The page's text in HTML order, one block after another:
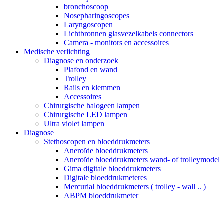
bronchoscoop
Nosepharingoscopes
Laryngoscopen
Lichtbronnen glasvezelkabels connectors
Camera - monitors en accessoires
Medische verlichting
Diagnose en onderzoek
Plafond en wand
Trolley
Rails en klemmen
Accessoires
Chirurgische halogeen lampen
Chirurgische LED lampen
Ultra violet lampen
Diagnose
Stethoscopen en bloeddrukmeters
Aneroïde bloeddrukmeters
Aneroïde bloeddrukmeters wand- of trolleymodel
Gima digitale bloeddrukmeters
Digitale bloeddrukmeteres
Mercurial bloeddrukmeters ( trolley - wall .. )
ABPM bloeddrukmeter